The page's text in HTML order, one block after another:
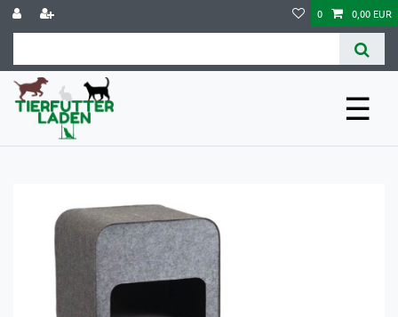
0 0,00 EUR
☰